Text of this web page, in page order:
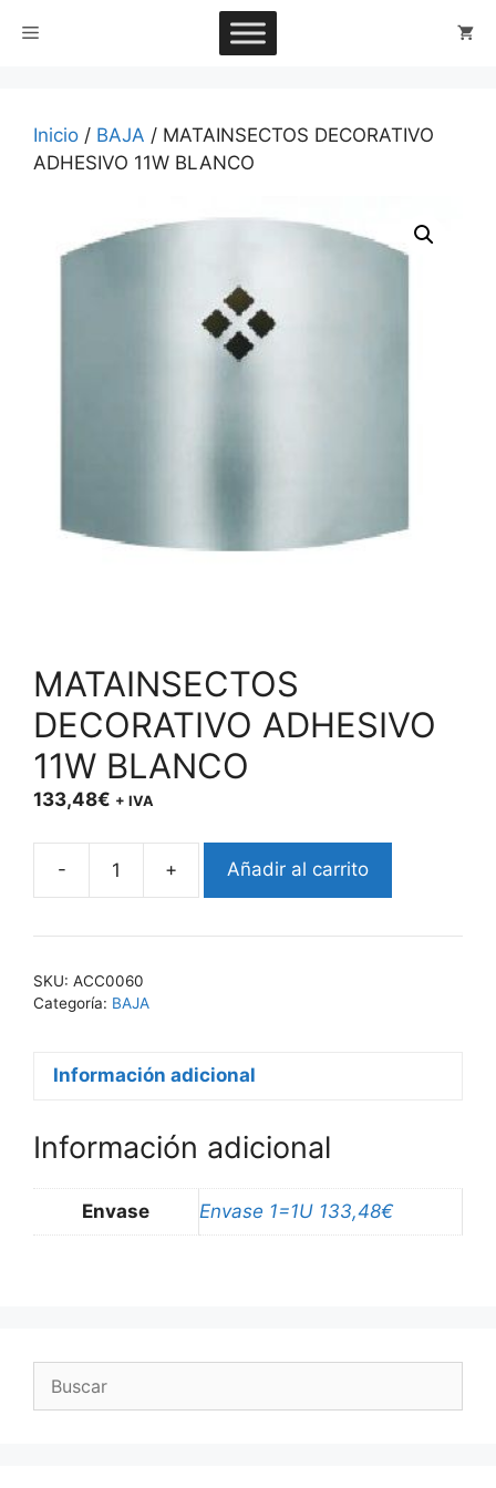
Menú
Inicio / BAJA / MATAINSECTOS DECORATIVO
ADHESIVO 11W BLANCO
MATAINSECTOS
DECORATIVO ADHESIVO
11W BLANCO
133,48€ + IVA
-
MATAINSECTOS
ADHESIVO
+ Añadir al carrito
SKU: ACC0060
Categoría: BAJA
Información adicional
Información adicional
Envase Envase 1=1U 133,48€